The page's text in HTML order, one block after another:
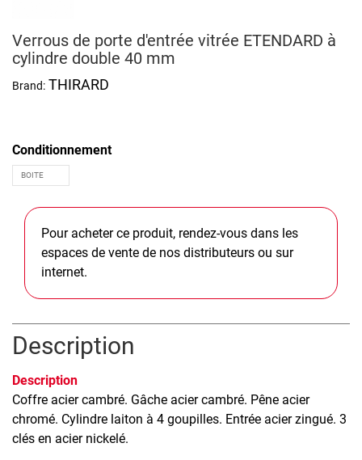
Verrous de porte d'entrée vitrée ETENDARD à
cylindre double 40 mm
Brand: THIRARD
Conditionnement
Pour acheter ce produit, rendez-vous dans les
espaces de vente de nos distributeurs ou sur
internet.
Description
Description
Coffre acier cambré. Gâche acier cambré. Pêne acier
chromé. Cylindre laiton à 4 goupilles. Entrée acier zingué. 3
clés en acier nickelé.